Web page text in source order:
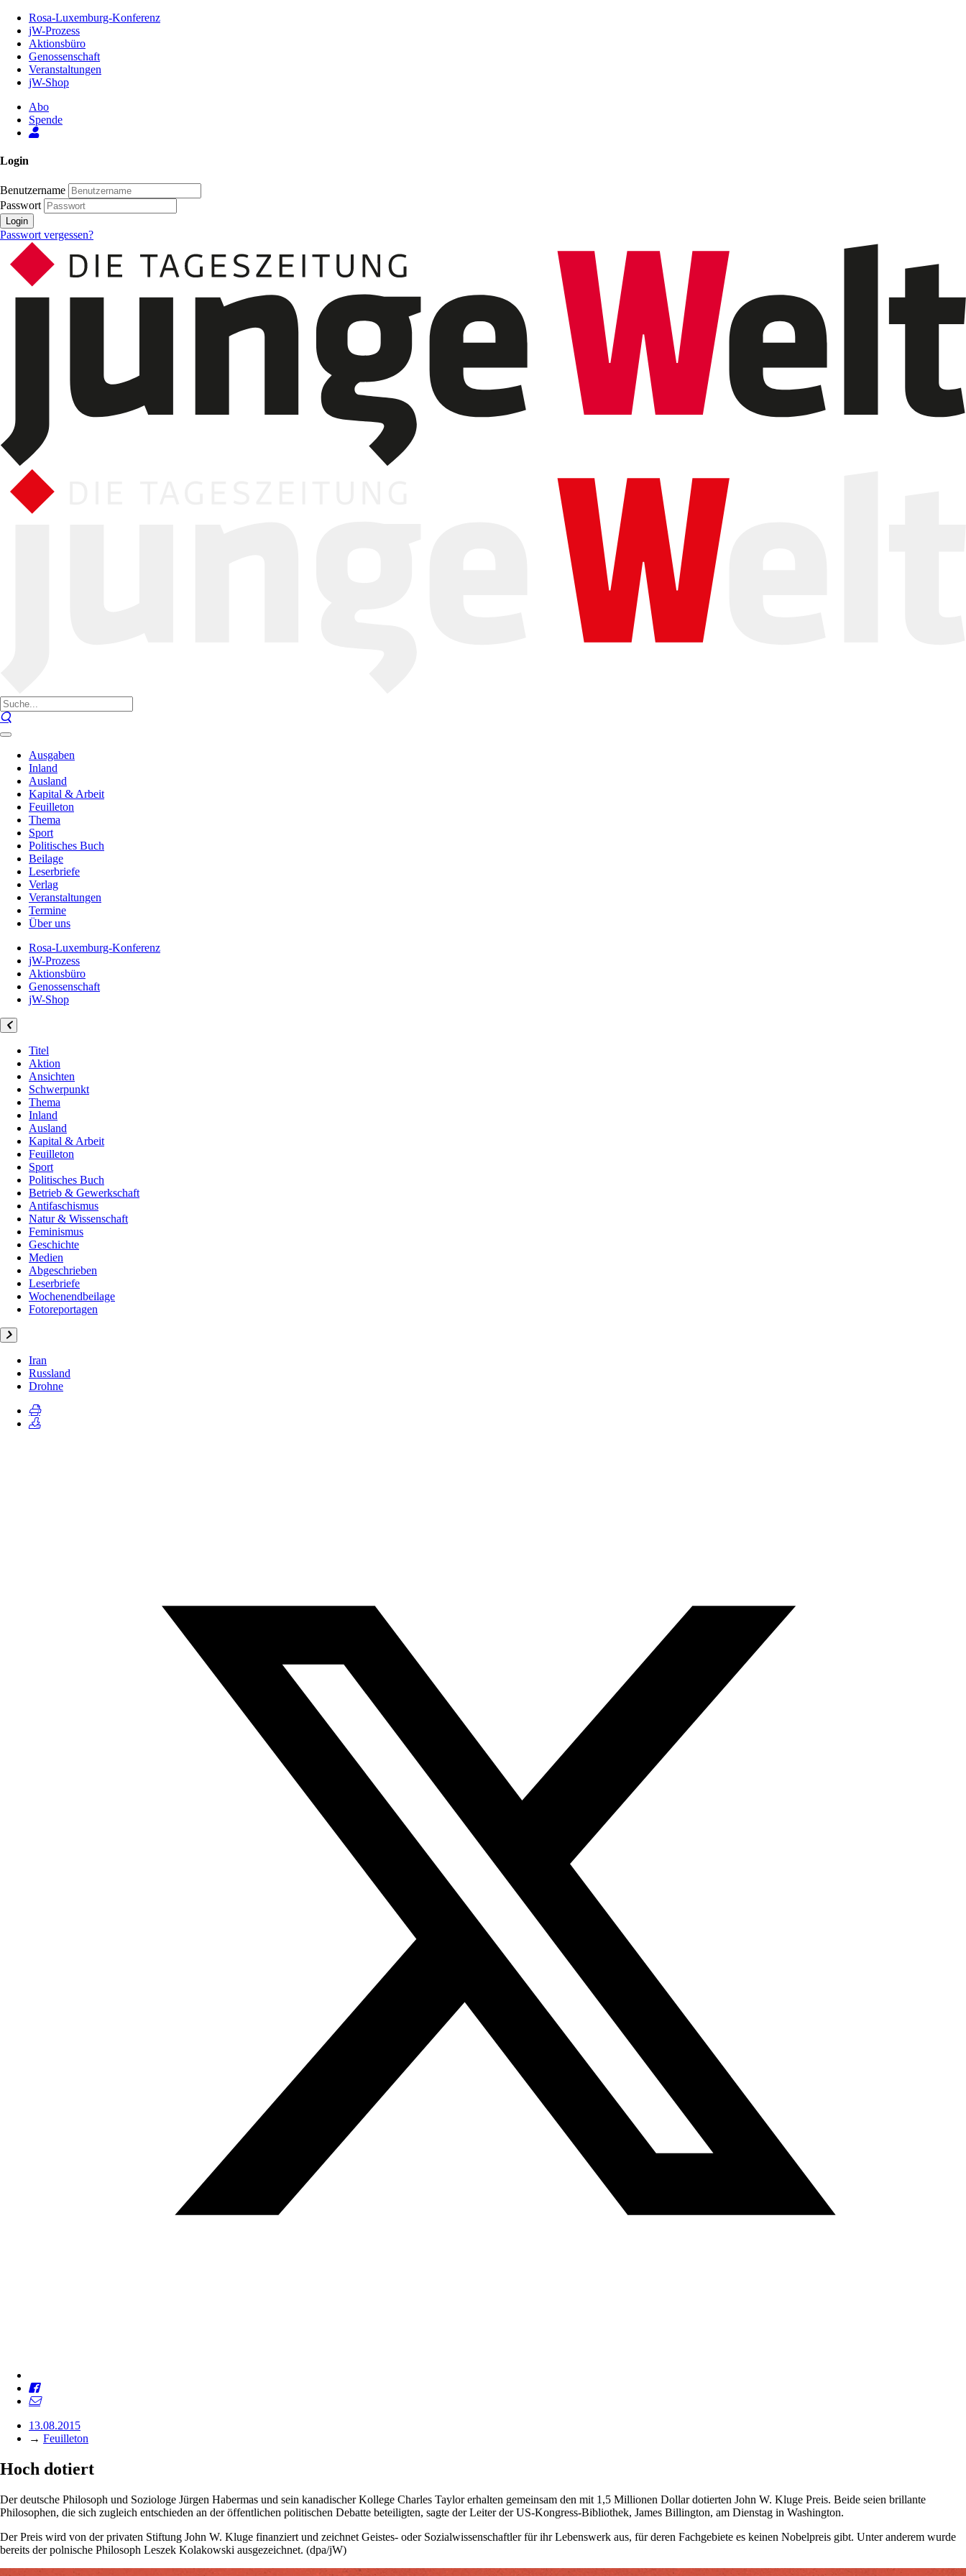
Inhalt
Seite
Rosa-Luxemburg-Konferenz
jW-Prozess
Aktionsbüro
Genossenschaft
Veranstaltungen
jW-Shop
Abo
Spende
Login
Benutzername
Passwort
Login
Passwort vergessen?
Ausgaben
Inland
Ausland
Kapital & Arbeit
Feuilleton
Thema
Sport
Politisches Buch
Beilage
Leserbriefe
Verlag
Veranstaltungen
Termine
Über uns
Rosa-Luxemburg-Konferenz
jW-Prozess
Aktionsbüro
Genossenschaft
jW-Shop
Titel
Aktion
Ansichten
Schwerpunkt
Thema
Inland
Ausland
Kapital & Arbeit
Feuilleton
Sport
Politisches Buch
Betrieb & Gewerkschaft
Antifaschismus
Natur & Wissenschaft
Feminismus
Geschichte
Medien
Abgeschrieben
Leserbriefe
Wochenendbeilage
Fotoreportagen
Iran
Russland
Drohne
13.08.2015
→ Feuilleton
Hoch dotiert
Der deutsche Philosoph und Soziologe Jürgen Habermas und sein kanadischer Kollege Charles Taylor erhalten gemeinsam den mit 1,5 Millionen Dollar dotierten John W. Kluge Preis. Beide seien brillante
Philosophen, die sich zugleich entschieden an der öffentlichen politischen Debatte beteiligten, sagte der Leiter der US-Kongress-Bibliothek, James Billington, am Dienstag in Washington.
Der Preis wird von der privaten Stiftung John W. Kluge finanziert und zeichnet Geistes- oder Sozialwissenschaftler für ihr Lebenswerk aus, für deren Fachgebiete es keinen Nobelpreis gibt. Unter anderem wurde
bereits der polnische Philosoph Leszek Kolakowski ausgezeichnet. (dpa/jW)